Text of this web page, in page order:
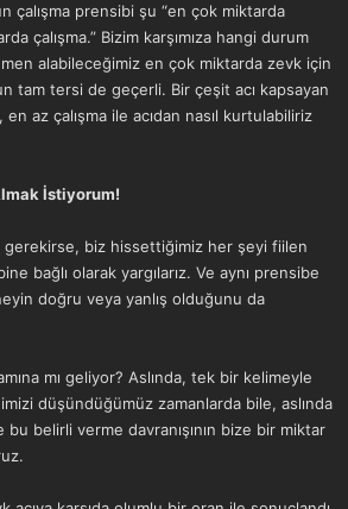
çalışma prensibi şu “en çok miktarda
çalışma.” Bizim karşımıza hangi durum
alabileceğimiz en çok miktarda zevk için
tam tersi de geçerli. Bir çeşit acı kapsayan
az çalışma ile acıdan nasıl kurtulabiliriz
İstiyorum!
gerekirse, biz hissettiğimiz her şeyi fiilen
bağlı olarak yargılarız. Ve aynı prensibe
doğru veya yanlış olduğunu da
mı geliyor? Aslında, tek bir kelimeyle
düşündüğümüz zamanlarda bile, aslında
bu belirli verme davranışının bize bir miktar